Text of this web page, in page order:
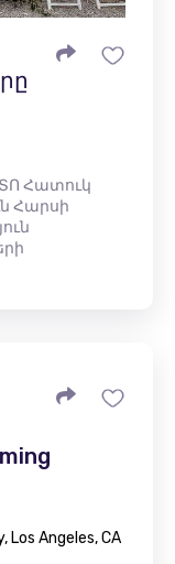
Հատուկ
Հարսի
Angeles, CA